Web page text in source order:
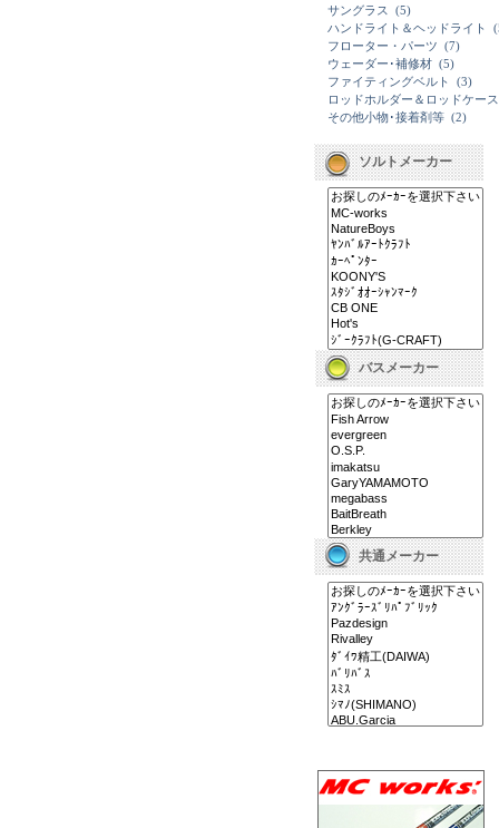
サングラス
(5)
ハンドライト＆ヘッドライト
フローター・パーツ (7)
ウェーダー･補修材 (5)
ファイティングベルト
(3)
ロッドホルダー＆ロッドケース
その他小物･接着剤等 (2)
ソルトメーカー
バスメーカー
共通メーカー